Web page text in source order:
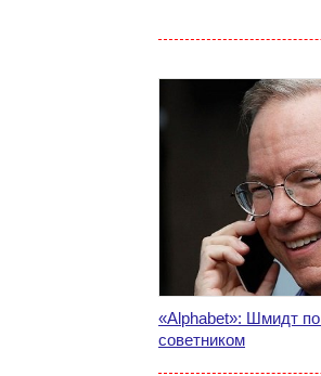
«Alphabet»: Шмидт
советником